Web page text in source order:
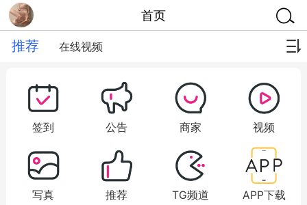
首页
推荐 在线视频
签到 公告 商家 视频
写真 推荐 TG频道 APP下载